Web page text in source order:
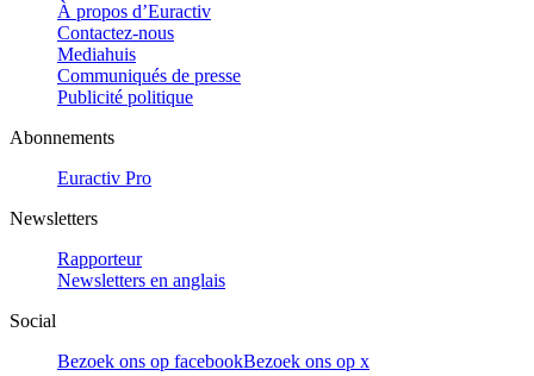
À propos d’Euractiv
Contactez-nous
Mediahuis
Communiqués de presse
Publicité politique
Abonnements
Euractiv Pro
Newsletters
Rapporteur
Newsletters en anglais
Social
Bezoek ons op facebookBezoek ons op x